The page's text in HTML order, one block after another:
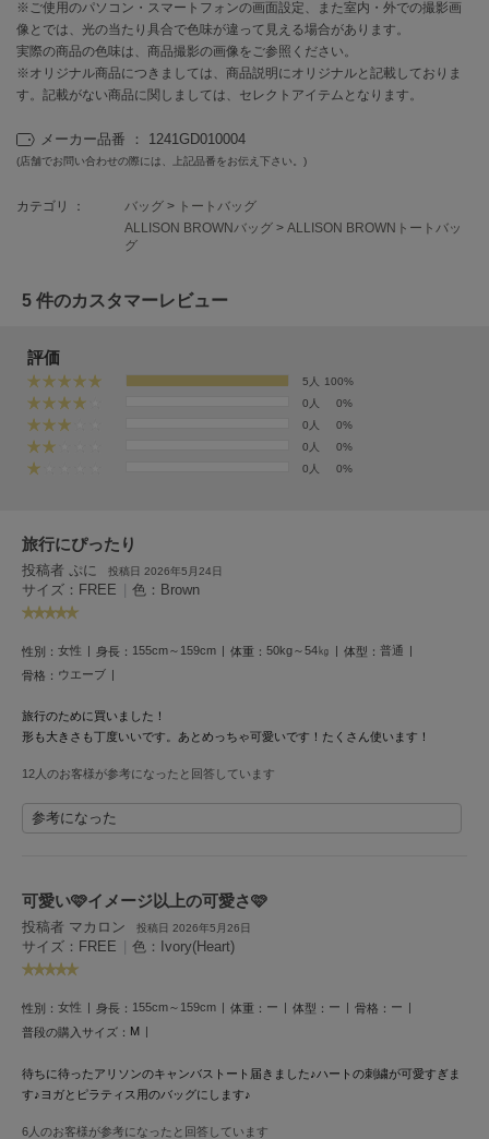
FURFUR
ファーファー
gelato pique
ジェラート ピケ
GELATO PIQUE CAT&DOG
ジェラート ピケ キャットアンドドッグ
ジェラート ピケ スリープ
グラミチ
Henon.
へノン
ホカ オネオネ
KEEN
キーン
ラート
ル
ルコックスポルティフ
LeSportsac
レスポートサック
LILY BROWN
LILY BROWN Lingerie
リリーブラウンランジェリー
LITTLE UNION TOKYO
※ご使用のパソコン・スマートフォンの画面設定、また室内・外での撮影画
像とでは、光の当たり具合で色味が違って見える場合があります。
実際の商品の色味は、商品撮影の画像をご参照ください。
※オリジナル商品につきましては、商品説明にオリジナルと記載しておりま
す。記載がない商品に関しましては、セレクトアイテムとなります。
メーカー品番 ： 1241GD010004
(店舗でお問い合わせの際には、上記品番をお伝え下さい。)
カテゴリ ： バッグ> トートバッグ
ALLISON BROWNバッグ> ALLISON BROWNトートバッ
グ
5 件のカスタマーレビュー
評価
5人
100%
0人
0%
0人
0%
0人
0%
0人
0%
旅行にぴったり
投稿者 ぷに 投稿日 2026年5月24日
サイズ：FREE | 色：Brown
性別： 女性 身長： 155cm～159cm 体重： 50kg～54㎏ 体型： 普通
骨格： ウエーブ
旅行のために買いました！
形も大きさも丁度いいです。あとめっちゃ可愛いです！たくさん使います！
12人のお客様が参考になったと回答しています
参考になった
可愛い🩷イメージ以上の可愛さ🩷
投稿者 マカロン 投稿日 2026年5月26日
サイズ：FREE 色：Ivory(Heart)
性別： 女性 身長： 155cm～159cm 体重： ー 体型： ー 骨格： ー
普段の購入サイズ： M
待ちに待ったアリソンのキャンバストート届きました♪ハートの刺繍が可愛すぎま
す♪ヨガとピラティス用のバッグにします♪
6人のお客様が参考になったと回答しています